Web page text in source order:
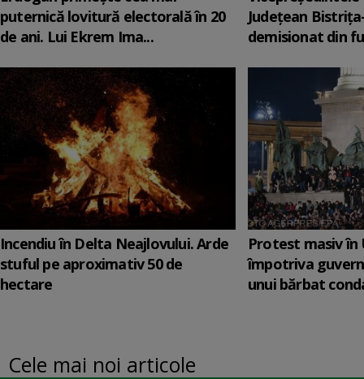
puternică lovitură electorală în 20
de ani. Lui Ekrem Ima...
Judeţean
demisionat din
Incendiu în Delta Neajlovului. Arde
stuful pe aproximativ 50 de
hectare
Protest masiv în
împotriva
unui bărbat
Cele mai noi articole